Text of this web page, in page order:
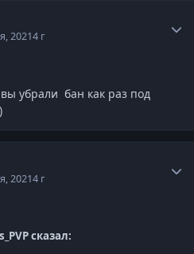
20214 г
убрали бан как раз под
20214 г
сказал: